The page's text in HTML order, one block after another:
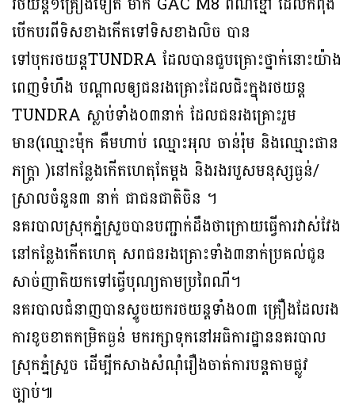
បើកបរពីទិសខាងកើតទៅទិសខាងលិច បាន
ទៅបុករថយន្ដTUNDRA ដែលបានជួបគ្រោះថ្នាក់នោះយ៉ាង
ពេញទំហឹង បណ្ដាលឲ្យជនរងគ្រោះដែលជិះក្នុងរថយន្ត
TUNDRA ស្លាប់ទាំង០៣នាក់ ដែលជនរងគ្រោះរួម
មាន(ឈ្មោះម៉ុក គឺមហាប់ ឈ្មោះអុល ចាន់រ៉ុម និងឈ្មោះផាន
ភក្ត្រា )នៅកន្លែងកើតហេតុតែម្តង និងរងរបួសមនុស្សធ្ងន់/
ស្រាលចំនួន៣ នាក់ ជាជនជាតិចិន ។
នគរបាលស្រុកភ្នំស្រួចបានបញ្ជាក់ដឹងថាក្រោយធ្វើការវាស់វែង
នៅកន្លែងកើតហេតុ សពជនរងគ្រោះទាំង៣នាក់ប្រគល់ជូន
សាច់ញាតិយកទៅធ្វើបុណ្យតាមប្រពៃណី។
នគរបាលជំនាញបានស្ទូចយករថយន្តទាំង០៣ គ្រឿងដែលរង
ការខូចខាតកម្រិតធ្ងន់ មករក្សាទុកនៅអធិការដ្ឋាននគរបាល
ស្រុកភ្នំស្រួច ដើម្បីកសាងសំណុំរឿងចាត់ការបន្តតាមផ្លូវ
ច្បាប់៕